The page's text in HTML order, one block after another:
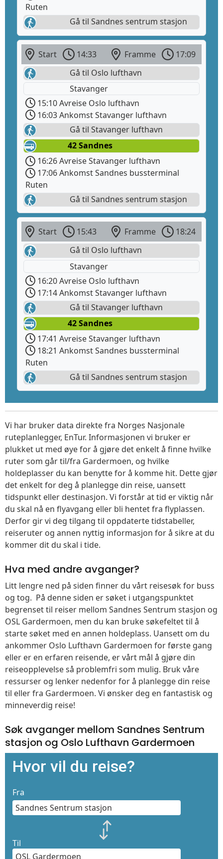
Ruten
Gå til Sandnes sentrum stasjon
Start 14:33 Framme
17:09
Gå til Oslo lufthavn
Stavanger
15:10 Avreise Oslo lufthavn
16:03 Ankomst Stavanger lufthavn
Gå til Stavanger lufthavn
42 Sandnes
16:26 Avreise Stavanger lufthavn
17:06 Ankomst Sandnes bussterminal
Ruten
Gå til Sandnes sentrum stasjon
Start 15:43 Framme
18:24
Gå til Oslo lufthavn
Stavanger
16:20 Avreise Oslo lufthavn
17:14 Ankomst Stavanger lufthavn
Gå til Stavanger lufthavn
42 Sandnes
17:41 Avreise Stavanger lufthavn
18:21 Ankomst Sandnes bussterminal
Ruten
Gå til Sandnes sentrum stasjon
Vi har bruker data direkte fra Norges Nasjonale
ruteplanlegger, EnTur. Informasjonen vi bruker er
plukket ut med øye for å gjøre det enkelt å finne hvilke
ruter som går til/fra Gardermoen, og hvilke
holdeplasser du kan benytte for å komme hit. Dette gjør
det enkelt for deg å planlegge din reise, uansett
tidspunkt eller destinasjon. Vi forstår at tid er viktig når
du skal nå en flyavgang eller bli hentet fra flyplassen.
Derfor gir vi deg tilgang til oppdaterte tidstabeller,
reiseruter og annen nyttig informasjon for å sikre at du
kommer dit du skal i tide.
Hva med andre avganger?
Litt lengre ned på siden finner du vårt reisesøk for buss
og tog. På denne siden er søket i utgangspunktet
begrenset til reiser mellom Sandnes Sentrum stasjon og
OSL Gardermoen, men du kan bruke søkefeltet til å
starte søket med en annen holdeplass. Uansett om du
ankommer Oslo Lufthavn Gardermoen for første gang
eller er en erfaren reisende, er vårt mål å gjøre din
reiseopplevelse så problemfri som mulig. Bruk våre
ressurser og lenker nedenfor for å planlegge din reise
til eller fra Gardermoen. Vi ønsker deg en fantastisk og
minneverdig reise!
Søk avganger mellom Sandnes Sentrum
stasjon og Oslo Lufthavn Gardermoen
Hvor vil du reise?
Fra
Til